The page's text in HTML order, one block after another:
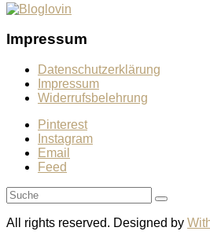
Impressum
Datenschutzerklärung
Impressum
Widerrufsbelehrung
Pinterest
Instagram
Email
Feed
All rights reserved. Designed by